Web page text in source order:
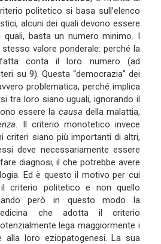
politetico si basa sull’elenco
alcuni dei quali devono essere
quali, basta un numero minimo. I
valore ponderale: perché la
conta il loro numero (ad
su 9). Questa “democrazia” dei
problematica, perché implica
tra loro siano uguali, ignorando il
essere la causa della malattia,
. Il criterio monotetico invece
criteri siano più importanti di altri,
deve necessariamente essere
diagnosi, il che potrebbe avere
Ed è questo il motivo per cui
criterio politetico e non quello
però in questo modo la
che adotta il criterio
lega maggiormente i
alla loro eziopatogenesi. La sua